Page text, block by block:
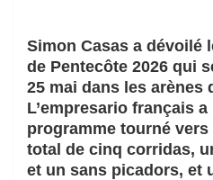
Simon Casas a dévoilé
de Pentecôte 2026 qui
25 mai dans les arènes
L’empresario français
programme tourné
total de cinq corridas,
et un sans picadors, et